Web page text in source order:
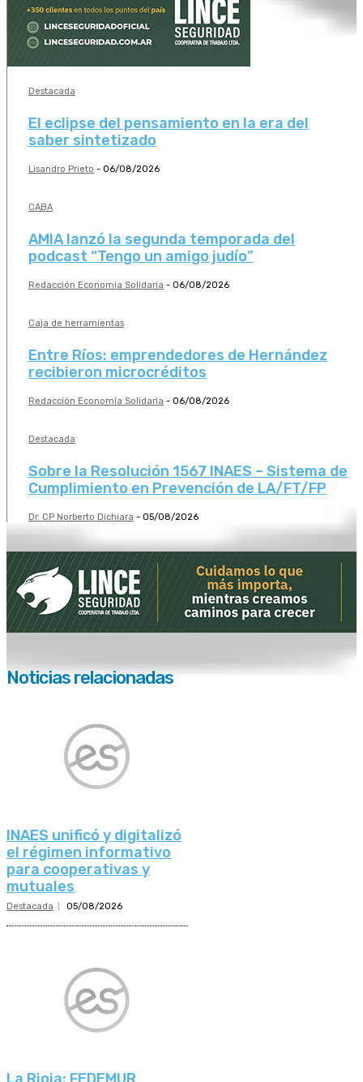
Destacada
El eclipse del pensamiento en la era del
saber sintetizado
Lisandro Prieto - 06/08/2026
CABA
AMIA lanzó la segunda temporada del
podcast “Tengo un amigo judío”
Redacción Economía Solidaria - 06/08/2026
Caja de herramientas
Entre Ríos: emprendedores de Hernández
recibieron microcréditos
Redacción Economía Solidaria - 06/08/2026
Destacada
Sobre la Resolución 1567 INAES – Sistema de
Cumplimiento en Prevención de LA/FT/FP
Dr. CP Norberto Dichiara - 05/08/2026
Noticias relacionadas
INAES unificó y digitalizó
el régimen informativo
para cooperativas y
mutuales
Destacada 05/08/2026